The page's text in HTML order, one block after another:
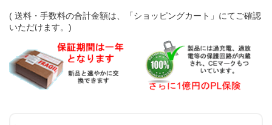
( 送料・手数料の合計金額は、「ショッピングカート」にてご確認
いただけます。)